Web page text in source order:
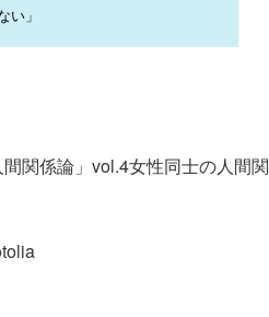
い」
関係論」vol.4女性同士の人間関